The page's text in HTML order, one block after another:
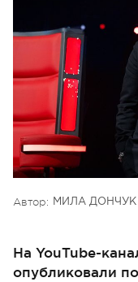
Автор: МИЛА ДОНЧУК
На YouTube-
опубликовали